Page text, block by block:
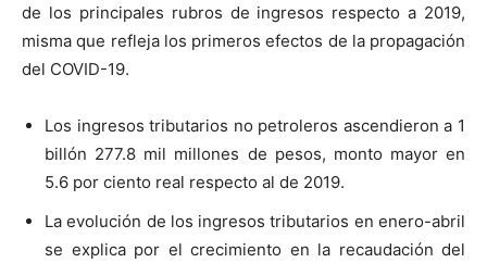
de los principales rubros de ingresos respecto a 2019,
misma que refleja los primeros efectos de la propagación
del COVID-19.
Los ingresos tributarios no petroleros ascendieron a 1
billón 277.8 mil millones de pesos, monto mayor en
5.6 por ciento real respecto al de 2019.
La evolución de los ingresos tributarios en enero-abril
se explica por el crecimiento en la recaudación del